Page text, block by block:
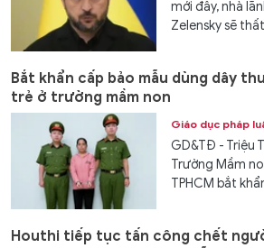
mới đây, nhà
Zelensky sẽ
Bắt khẩn cấp bảo mẫu dùng dây
trẻ ở trường mầm non
Giáo dục pháp
GD&TĐ - Triệu
Trường Mầm
TPHCM bắt
Houthi tiếp tục tấn công chết